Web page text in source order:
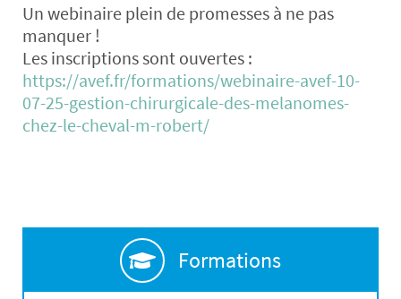
Un webinaire plein de promesses à ne pas
manquer !
Les inscriptions sont ouvertes :
https://avef.fr/formations/webinaire-avef-10-
07-25-gestion-chirurgicale-des-melanomes-
chez-le-cheval-m-robert/
Formations